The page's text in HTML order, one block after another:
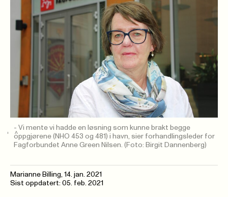
- Vi mente vi hadde en løsning som kunne brakt begge
oppgjørene (NHO 453 og 481) i havn, sier forhandlingsleder for
Fagforbundet Anne Green Nilsen. (Foto: Birgit Dannenberg)
Marianne Billing, 14. jan. 2021
Sist oppdatert: 05. feb. 2021